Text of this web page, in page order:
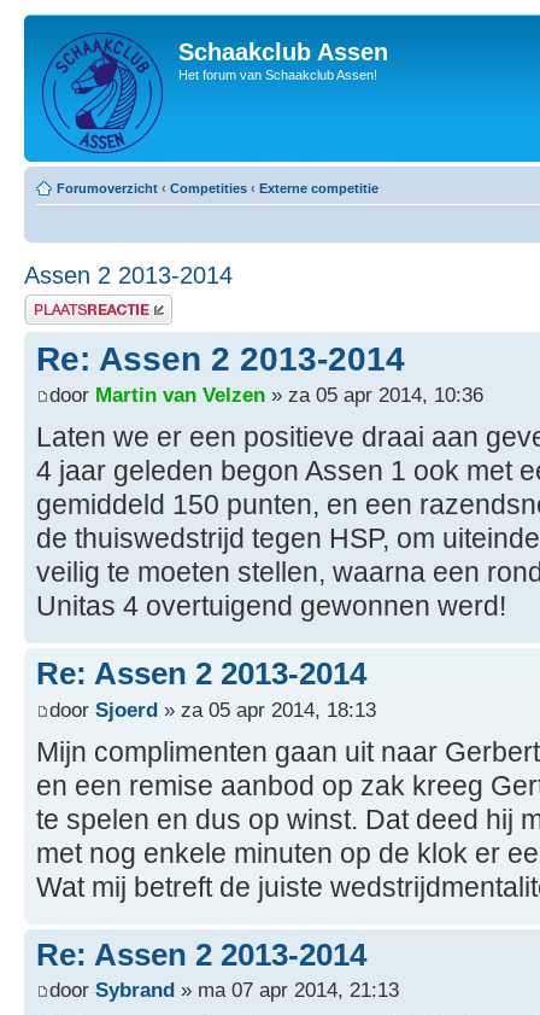
Schaakclub Assen
Het forum van Schaakclub Assen!
Forumoverzicht ‹ Competities ‹ Externe competitie
Assen 2 2013-2014
Plaats een reactie
Re: Assen 2 2013-2014
door Martin van Velzen » za 05 apr 2014, 10:36
Laten we er een positieve draai aan
4 jaar geleden begon Assen 1 ook met
gemiddeld 150 punten, en een
de thuiswedstrijd tegen HSP, om
veilig te moeten stellen, waarna een
Unitas 4 overtuigend gewonnen werd!
Re: Assen 2 2013-2014
door Sjoerd » za 05 apr 2014, 18:13
Mijn complimenten gaan uit naar
en een remise aanbod op zak kreeg
te spelen en dus op winst. Dat deed hij
met nog enkele minuten op de klok er
Wat mij betreft de juiste
Re: Assen 2 2013-2014
door Sybrand » ma 07 apr 2014, 21:13